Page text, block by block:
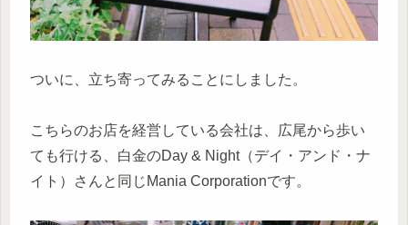
ついに、立ち寄ってみることにしました。
こちらのお店を経営している会社は、広尾から歩い
ても行ける、白金のDay & Night（デイ・アンド・ナ
イト）さんと同じMania Corporationです。